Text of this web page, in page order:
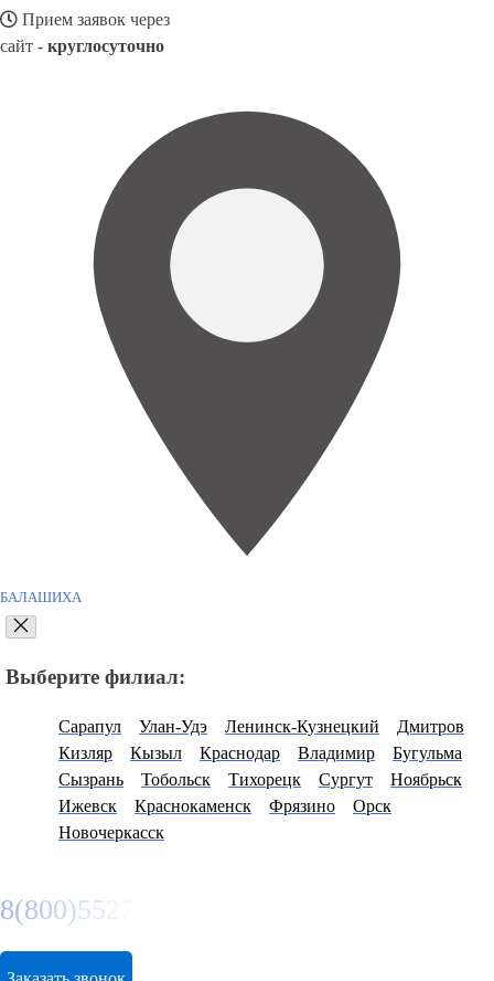
Прием заявок через
сайт - круглосуточно
БАЛАШИХА
Выберите филиал:
Сарапул Улан-Удэ Ленинск-Кузнецкий
Дмитров
Кизляр
Кызыл Краснодар Владимир
Бугульма
Сызрань
Тобольск Тихорецк Сургут
Ноябрьск
Ижевск
Краснокаменск Фрязино
Орск
Новочеркасск
8(800)5527584